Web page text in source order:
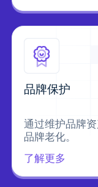
品牌保护
通过维护品牌
品牌老化。
了解更多